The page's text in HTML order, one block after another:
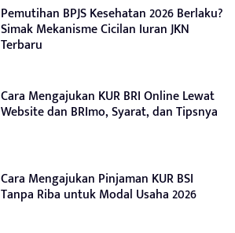
Pemutihan BPJS Kesehatan 2026 Berlaku?
Simak Mekanisme Cicilan Iuran JKN
Terbaru
Cara Mengajukan KUR BRI Online Lewat
Website dan BRImo, Syarat, dan Tipsnya
Cara Mengajukan Pinjaman KUR BSI
Tanpa Riba untuk Modal Usaha 2026